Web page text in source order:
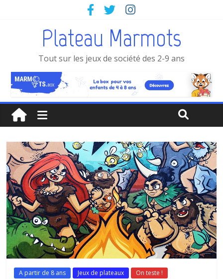
Plateau Marmots
Tout sur les jeux de société des 2-9 ans
A partir de 8 ans Jeux de plateaux On teste !